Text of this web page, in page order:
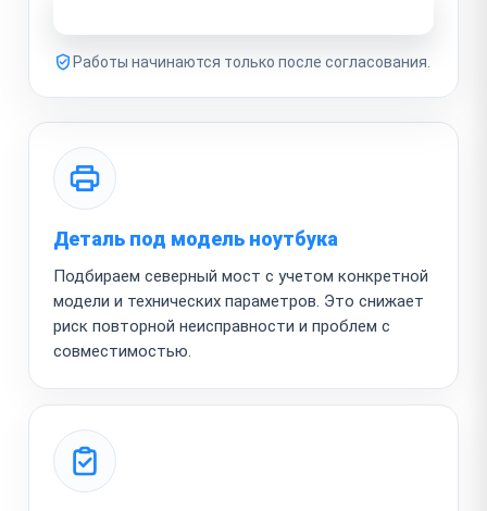
Работы начинаются только после согласования.
Деталь под модель ноутбука
Подбираем северный мост с учетом конкретной
модели и технических параметров. Это снижает
риск повторной неисправности и проблем с
совместимостью.